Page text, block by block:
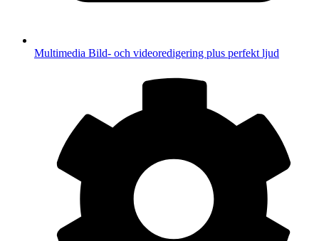
Multimedia Bild- och videoredigering plus perfekt ljud